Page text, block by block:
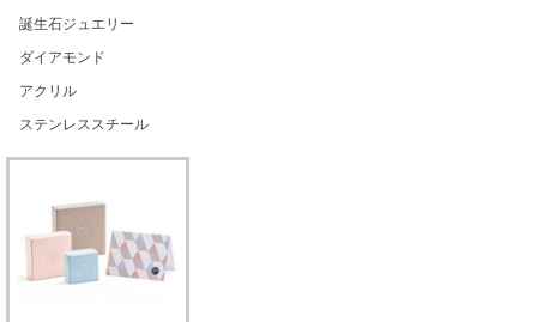
誕生石ジュエリー
ダイアモンド
アクリル
ステンレススチール